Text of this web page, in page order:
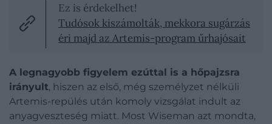
Ez is érdekelhet!
Tudósok kiszámolták, mekkora sugárzás
éri majd az Artemis-program űrhajósait
A legnagyobb figyelem ezúttal is a hőpajzsra
irányult, hiszen az első, még személyzet nélküli
Artemis-repülés után komoly vizsgálat indult az
anyagveszteség miatt. Most Wiseman azt mondta,